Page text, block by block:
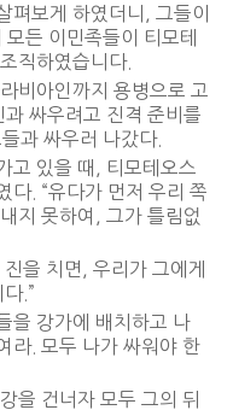
펴보게 하였더니, 그들이
든 이민족들이 티모테
직하였습니다.
비아인까지 용병으로 고
싸우려고 진격 준비를
과 싸우러 나갔다.
고 있을 때, 티모테오스
다. “유다가 먼저 우리 쪽
지 못하여, 그가 틀림없
을 치면, 우리가 그에게
.”
을 강가에 배치하고 나
라. 모두 나가 싸워야 한
을 건너자 모두 그의 뒤